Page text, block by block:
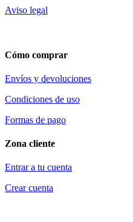
Aviso legal
Cómo comprar
Envíos y devoluciones
Condiciones de uso
Formas de pago
Zona cliente
Entrar a tu cuenta
Crear cuenta